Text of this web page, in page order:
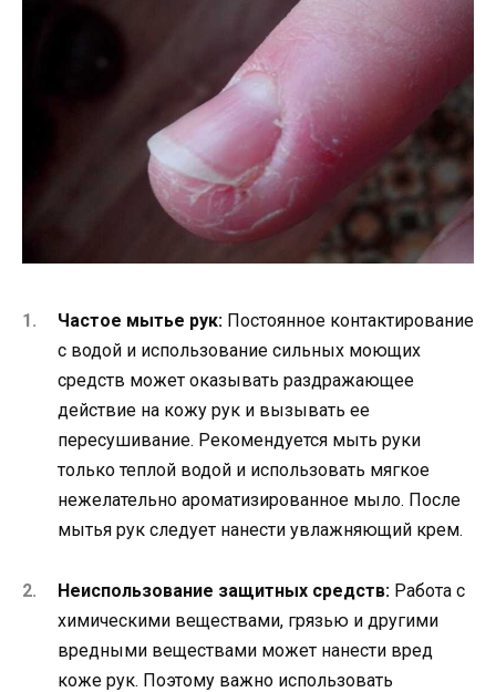
Частое мытье рук: Постоянное контактирование
с водой и использование сильных моющих
средств может оказывать раздражающее
действие на кожу рук и вызывать ее
пересушивание. Рекомендуется мыть руки
только теплой водой и использовать мягкое
нежелательно ароматизированное мыло. После
мытья рук следует нанести увлажняющий крем.
Неиспользование защитных средств: Работа с
химическими веществами, грязью и другими
вредными веществами может нанести вред
коже рук. Поэтому важно использовать